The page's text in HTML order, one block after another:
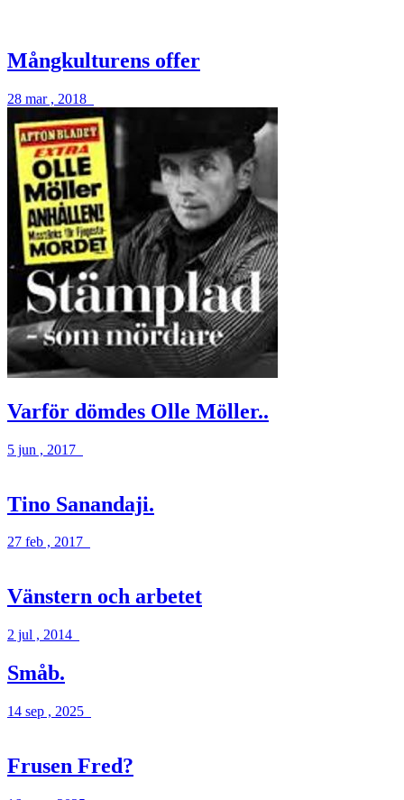
Mångkulturens offer
28 mar , 2018
Varför dömdes Olle Möller..
5 jun , 2017
Tino Sanandaji.
27 feb , 2017
Vänstern och arbetet
2 jul , 2014
Småb.
14 sep , 2025
Frusen Fred?